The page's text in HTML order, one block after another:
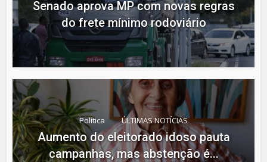
Senado aprova MP com novas regras
do frete mínimo rodoviário
Política ÚLTIMAS NOTÍCIAS
Aumento do eleitorado idoso pauta
campanhas, mas abstenção é...